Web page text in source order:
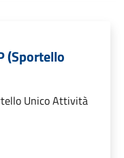
(Sportello
Unico Attività